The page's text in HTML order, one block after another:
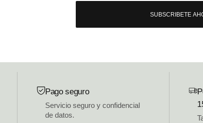
SUBSCRIBETE
Pago seguro
Servicio seguro y confidencial
de datos.